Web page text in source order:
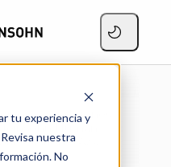
tu experiencia y
nuestra
No
y condiciones
Human
Solution S.A.S.